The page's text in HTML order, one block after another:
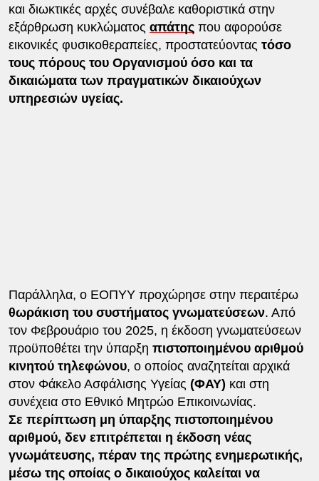
και διωκτικές αρχές συνέβαλε καθοριστικά στην
εξάρθρωση κυκλώματος απάτηςπου αφορούσε
εικονικές φυσικοθεραπείες, προστατεύοντας τόσο
τους πόρους του Οργανισμού όσο και τα
δικαιώματα των πραγματικών δικαιούχων
υπηρεσιών υγείας.
Παράλληλα, ο ΕΟΠΥΥ προχώρησε στην περαιτέρω
θωράκιση του συστήματος γνωματεύσεων. Από
τον Φεβρουάριο του 2025, η έκδοση γνωματεύσεων
προϋποθέτει την ύπαρξη πιστοποιημένου αριθμού
κινητού τηλεφώνου, ο οποίος αναζητείται αρχικά
στον Φάκελο Ασφάλισης Υγείας (ΦΑΥ) και στη
συνέχεια στο Εθνικό Μητρώο Επικοινωνίας.
Σε περίπτωση μη ύπαρξης πιστοποιημένου
αριθμού, δεν επιτρέπεται η έκδοση νέας
γνωμάτευσης, πέραν της πρώτης ενημερωτικής,
μέσω της οποίας ο δικαιούχος καλείται να